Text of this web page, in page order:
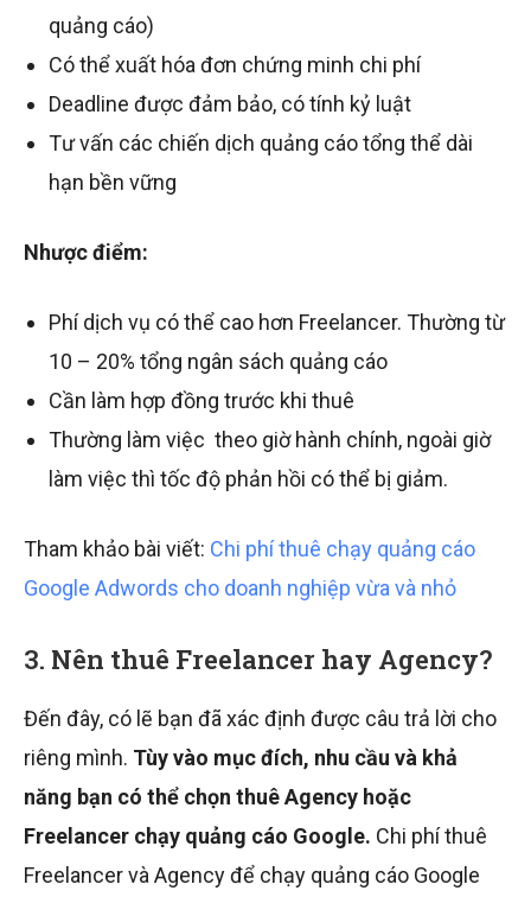
quảng cáo)
Có thể xuất hóa đơn chứng minh chi phí
Deadline được đảm bảo, có tính kỷ luật
Tư vấn các chiến dịch quảng cáo tổng thể dài
hạn bền vững
Nhược điểm:
Phí dịch vụ có thể cao hơn Freelancer. Thường từ
10 – 20% tổng ngân sách quảng cáo
Cần làm hợp đồng trước khi thuê
Thường làm việc theo giờ hành chính, ngoài giờ
làm việc thì tốc độ phản hồi có thể bị giảm.
Tham khảo bài viết: Chi phí thuê chạy quảng cáo
Google Adwords cho doanh nghiệp vừa và nhỏ
3. Nên thuê Freelancer hay Agency?
Đến đây, có lẽ bạn đã xác định được câu trả lời cho
riêng mình. Tùy vào mục đích, nhu cầu và khả
năng bạn có thể chọn thuê Agency hoặc
Freelancer chạy quảng cáo Google. Chi phí thuê
Freelancer và Agency để chạy quảng cáo Google